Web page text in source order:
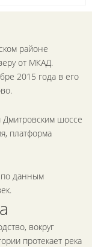
районе
от МКАД.
2015 года в его
Дмитровским шоссе
платформа
данным
вокруг
протекает река